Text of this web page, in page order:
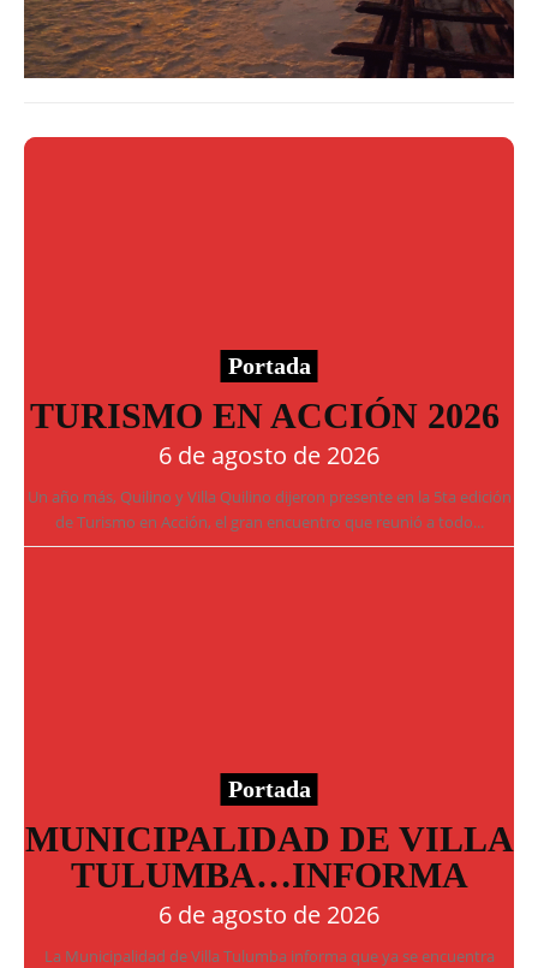
Portada
TURISMO EN ACCIÓN 2026
6 de agosto de 2026
Un año más, Quilino y Villa Quilino dijeron presente en la 5ta edición
de Turismo en Acción, el gran encuentro que reunió a todo...
Portada
MUNICIPALIDAD DE VILLA
TULUMBA…INFORMA
6 de agosto de 2026
La Municipalidad de Villa Tulumba informa que ya se encuentra